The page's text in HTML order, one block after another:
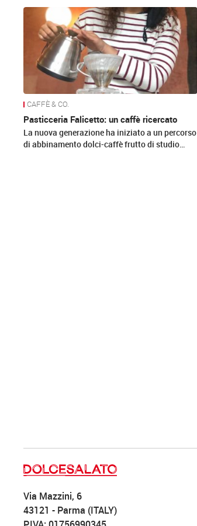
News
CAFFÈ & CO.
Pasticceria Falicetto: un caffè ricercato
La nuova generazione ha iniziato a un percorso
di abbinamento dolci-caffè frutto di studio…
Via Mazzini, 6
43121 - Parma (ITALY)